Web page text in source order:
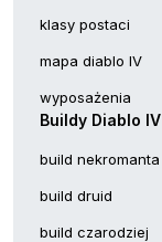
klasy postaci
mapa diablo IV
wyposażenia
Buildy Diablo IV
build nekromanta
build druid
build czarodziej